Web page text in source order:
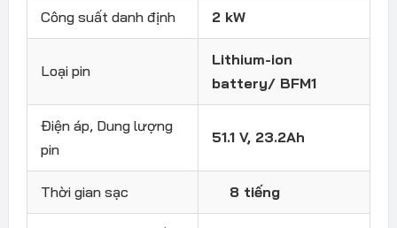
Công suất danh định 2 kW
Loại pin
Lithium-ion
battery/ BFM1
Điện áp, Dung lượng
pin
51.1 V, 23.2Ah
Thời gian sạc 8 tiếng